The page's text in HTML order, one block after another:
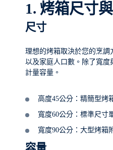
1. 烤箱尺寸
尺寸
理想的烤箱取決於您的烹調
以及家庭人口數。除了寬度
計量容量。
高度45公分：精簡型烤
寬度60公分：標準尺寸
寬度90公分：大型烤箱